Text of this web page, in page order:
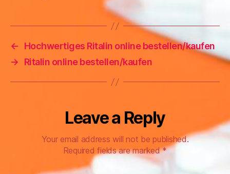
←
Hochwertiges Ritalin online bestellen/kaufen
→
Ritalin online bestellen/kaufen
Leave a Reply
Your email address will not be published.
Required fields are marked*